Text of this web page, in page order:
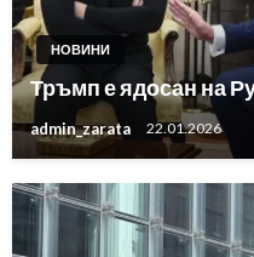
НОВИНИ
Тръмп е ядосан на
admin_zarata 22.01.2026